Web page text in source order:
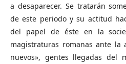
a desaparecer. Se tratarán
de este periodo y su actitud
del papel de éste en la
magistraturas romanas ante la
nuevos», gentes llegadas del